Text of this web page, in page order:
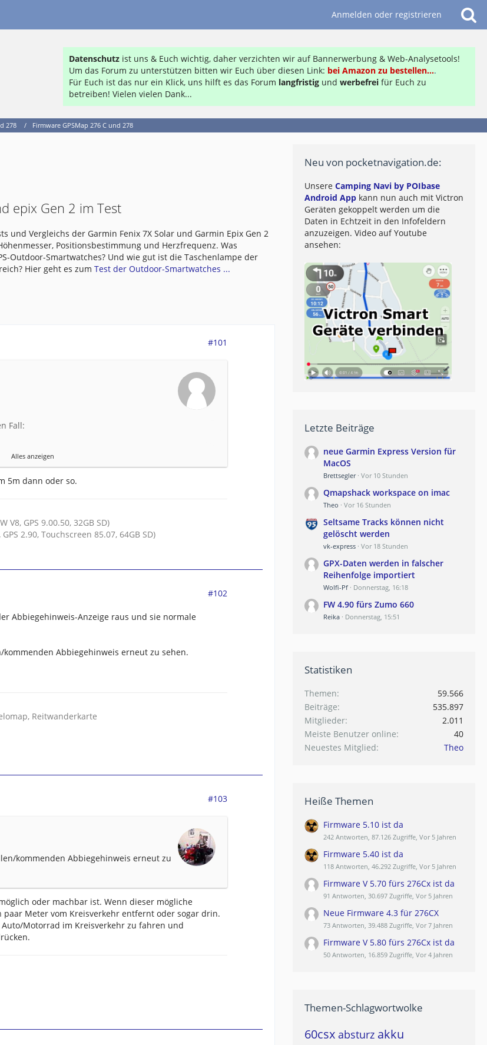
Anmelden oder registrieren
Datenschutz ist uns & Euch wichtig, daher verzichten wir auf Bannerwerbung & Web-Analysetools!
Um das Forum zu unterstützen bitten wir Euch über diesen Link: bei Amazon zu bestellen....
Für Euch ist das nur ein Klick, uns hilft es das Forum langfristig und werbefrei für Euch zu
betreiben! Vielen vielen Dank...
278 Firmware GPSMap 276 C und 278
epix Gen 2 im Test
und Vergleichs der Garmin Fenix 7X Solar und Garmin Epix Gen 2
Positionsbestimmung und Herzfrequenz. Was
Outdoor-Smartwatches? Und wie gut ist die Taschenlampe der
Hier geht es zumTest der Outdoor-Smartwatches ...
#101
Fall:
groß das man nicht sieht in welche
wie schon geschrieben, nicht
Alles anzeigen
5m dann oder so.
V8, GPS 9.00.50, 32GB SD)
2.90, Touchscreen 85.07, 64GB SD)
#102
Abbiegehinweis-Anzeige raus und sie normale
Abbiegehinweis erneut zu sehen.
Reitwanderkarte
#103
kommenden Abbiegehinweis erneut zu
oder machbar ist. Wenn dieser mögliche
Meter vom Kreisverkehr entfernt oder sogar drin.
Motorrad im Kreisverkehr zu fahren und
Neu von pocketnavigation.de:
Unsere Camping Navi by POIbase
Android App kann nun auch mit Victron
Geräten gekoppelt werden um die
Daten in Echtzeit in den Infofeldern
anzuzeigen. Video auf Youtube
ansehen:
Letzte Beiträge
neue Garmin Express Version für
MacOS
Brettsegler Vor 10 Stunden
Qmapshack workspace on imac
Theo Vor 16 Stunden
Seltsame Tracks können nicht
gelöscht werden
vk-express Vor 18 Stunden
GPX-Daten werden in falscher
Reihenfolge importiert
Wolfi-Pf Donnerstag, 16:18
FW 4.90 fürs Zumo 660
Reika Donnerstag, 15:51
Statistiken
Themen
59.566
Beiträge
535.897
Mitglieder
2.011
Meiste Benutzer online
40
Neuestes Mitglied
Theo
Heiße Themen
Firmware 5.10 ist da
242 Antworten, 87.126 Zugriffe, Vor 5 Jahren
Firmware 5.40 ist da
118 Antworten, 46.292 Zugriffe, Vor 5 Jahren
Firmware V 5.70 fürs 276Cx ist da
91 Antworten, 30.697 Zugriffe, Vor 5 Jahren
Neue Firmware 4.3 für 276CX
73 Antworten, 39.488 Zugriffe, Vor 7 Jahren
Firmware V 5.80 fürs 276Cx ist da
50 Antworten, 16.859 Zugriffe, Vor 4 Jahren
Themen-Schlagwortwolke
60csx absturz akku